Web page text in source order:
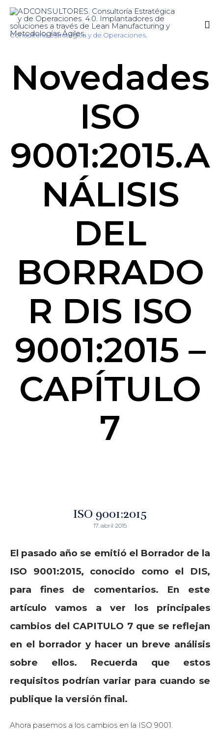
Consultoría Estratégica y de Operaciones.
Novedades
ISO
9001:2015.A
NÁLISIS
DEL
BORRADO
R DIS ISO
9001:2015 –
CAPÍTULO
7
ISO 9001:2015
17. abril 2015
El pasado año se emitió el Borrador de la
ISO 9001:2015, conocido como el DIS,
para fines de comentarios. En este
artículo vamos a ver los principales
cambios del CAPITULO 7 que se reflejan
en el borrador y hacer un breve análisis
sobre ellos. Recuerda que estos
requisitos podrían variar para cuando se
publique la versión final.
Ahora pasemos a los cambios en la ISO 9001.